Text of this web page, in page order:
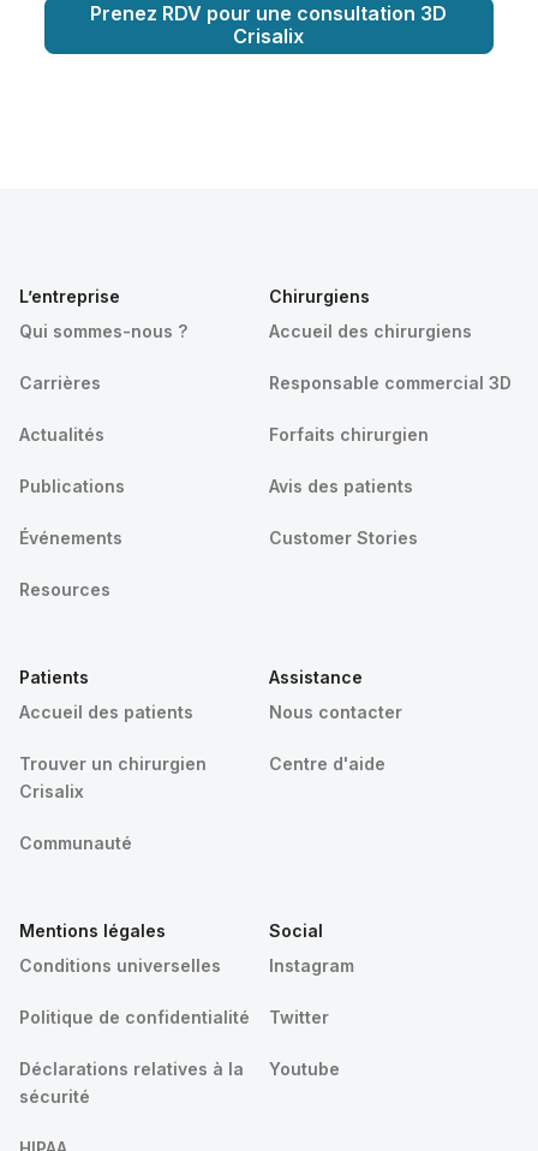
Prenez RDV pour une consultation 3D
Crisalix
L’entreprise
Qui sommes-nous ?
Carrières
Actualités
Publications
Événements
Resources
Chirurgiens
Accueil des chirurgiens
Responsable commercial 3D
Forfaits chirurgien
Avis des patients
Customer Stories
Patients
Accueil des patients
Trouver un chirurgien
Crisalix
Communauté
Assistance
Nous contacter
Centre d'aide
Mentions légales
Conditions universelles
Politique de confidentialité
Déclarations relatives à la
sécurité
Social
Instagram
Twitter
Youtube